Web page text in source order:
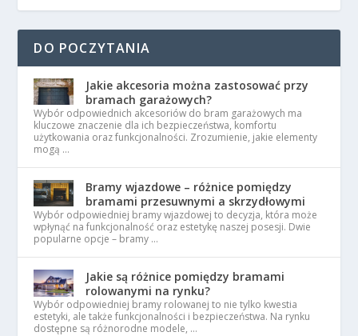
DO POCZYTANIA
Jakie akcesoria można zastosować przy
bramach garażowych?
Wybór odpowiednich akcesoriów do bram garażowych ma
kluczowe znaczenie dla ich bezpieczeństwa, komfortu
użytkowania oraz funkcjonalności. Zrozumienie, jakie elementy
mogą …
Bramy wjazdowe – różnice pomiędzy
bramami przesuwnymi a skrzydłowymi
Wybór odpowiedniej bramy wjazdowej to decyzja, która może
wpłynąć na funkcjonalność oraz estetykę naszej posesji. Dwie
popularne opcje – bramy …
Jakie są różnice pomiędzy bramami
rolowanymi na rynku?
Wybór odpowiedniej bramy rolowanej to nie tylko kwestia
estetyki, ale także funkcjonalności i bezpieczeństwa. Na rynku
dostępne są różnorodne modele, …